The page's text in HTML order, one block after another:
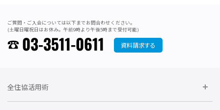
ご質問・ご入会については以下までお問合わせください。
(土曜日曜祝日はお休み。午前9時より午後5時まで受付可能)
03-3511-0611 資料請求する
全住協活用術